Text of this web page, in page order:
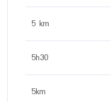
5 km
5h30
5km